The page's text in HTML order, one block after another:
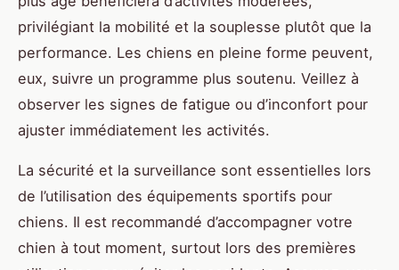
privilégiant la mobilité et la souplesse plutôt que la
performance. Les chiens en pleine forme peuvent,
eux, suivre un programme plus soutenu. Veillez à
observer les signes de fatigue ou d’inconfort pour
ajuster immédiatement les activités.
La sécurité et la surveillance sont essentielles lors
de l’utilisation des équipements sportifs pour
chiens. Il est recommandé d’accompagner votre
chien à tout moment, surtout lors des premières